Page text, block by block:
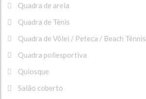
Quadra de areia
Quadra de Tênis
Quadra de Vôlei / Peteca / Beach Tênnis
Quadra poliesportiva
Quiosque
Salão coberto